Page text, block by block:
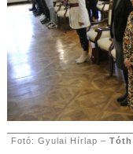
Fotó: Gyulai Hírlap – Tóth